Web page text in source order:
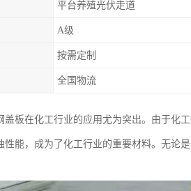
平台养殖光伏走道
A级
按需定制
全国物流
盖板在化工行业的应用尤为突出。由于化
性能，成为了化工行业的重要材料。无论